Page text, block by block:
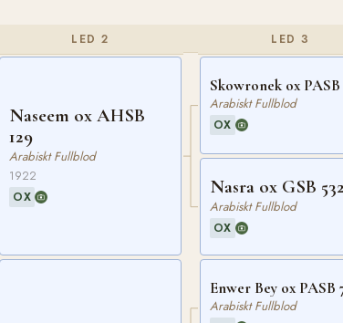
LED 2
Naseem ox AHSB
129
Arabiskt Fullblod
1922
OX
LED 3
Skowronek ox PASB
Arabiskt Fullblod
OX
Nasra ox GSB 532
Arabiskt Fullblod
OX
Enwer Bey ox PASB
Arabiskt Fullblod